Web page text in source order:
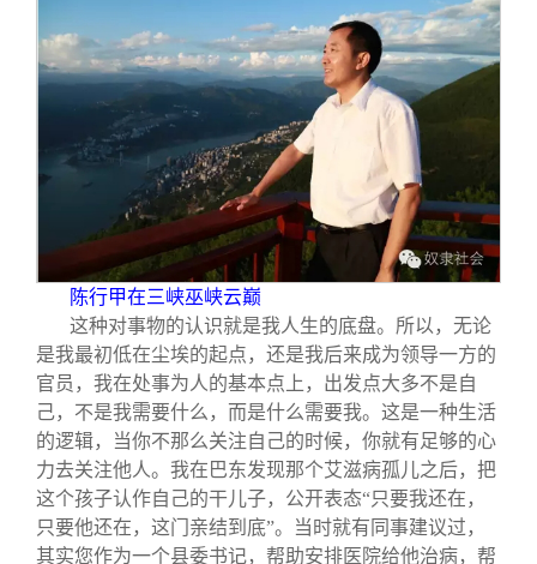
陈行甲在三峡巫峡云巅
这种对事物的认识就是我人生的底盘。所以，无论
是我最初低在尘埃的起点，还是我后来成为领导一方的
官员，我在处事为人的基本点上，出发点大多不是自
己，不是我需要什么，而是什么需要我。这是一种生活
的逻辑，当你不那么关注自己的时候，你就有足够的心
力去关注他人。我在巴东发现那个艾滋病孤儿之后，把
这个孩子认作自己的干儿子，公开表态“只要我还在，
只要他还在，这门亲结到底”。当时就有同事建议过，
其实您作为一个县委书记，帮助安排医院给他治病，帮